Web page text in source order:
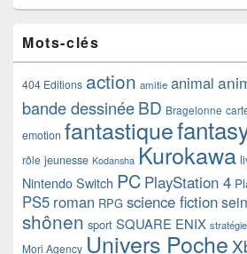
Mots-clés
404 Editions action amitie animal
bande dessinéeBD Bragelonne
emotion fantastique
rôle jeunesse Kodansha Kurokawa
Nintendo Switch PC PlayStation 4
PS5 roman RPG science fiction
shônen sport SQUARE ENIX stratégie
Mori Agency Univers Poche